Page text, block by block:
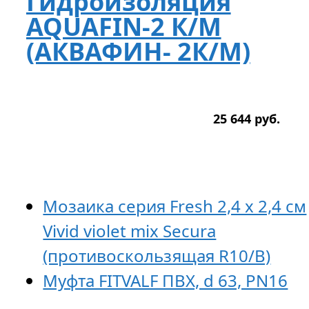
AQUAFIN-2 К/М
(АКВАФИН- 2К/М)
25 644 руб.
Мозаика серия Fresh 2,4 x 2,4 см
Vivid violet mix Secura
(противоскользящая R10/B)
Муфта FITVALF ПВХ, d 63, PN16